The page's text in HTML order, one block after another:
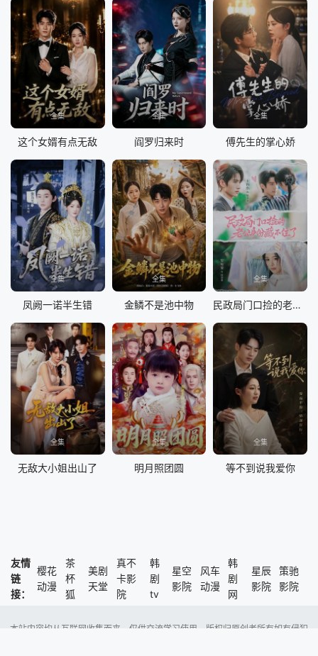
全集
这个女婿有点无敌
全集
阎罗归来时
全集
傅先生的掌心娇
全集
凤阙一诺半生错
全集
金鳞不是池中物
全集
民政局门口捡的老公身份藏不住了
全集
无敌大小姐出山了
全集
明月照团圆
全集
等不到说我爱你
友情
链
接：
樱花
动漫
茶
杯
狐
美剧
天堂
真不
卡影
院
韩
剧
tv
星空
影院
风车
动漫
韩
剧
网
星辰
影院
策驰
影院
本站内容均从互联网收集而来，仅供交流学习使用，版权归原创者所有如有侵犯